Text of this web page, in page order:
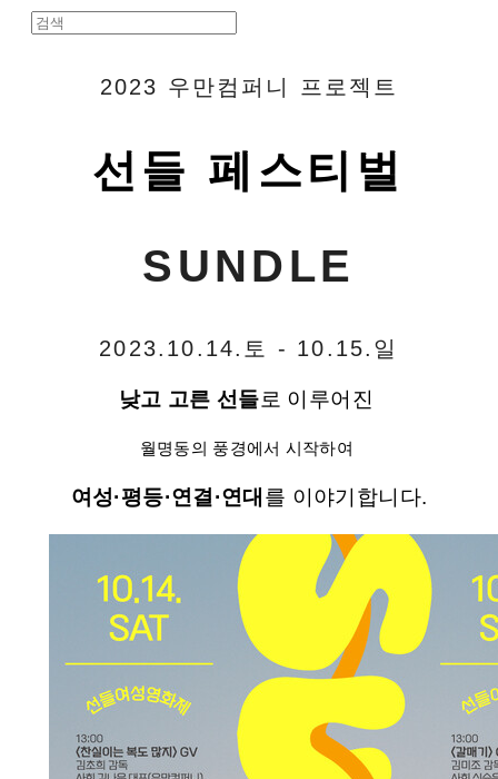
2023 우만컴퍼니 프로젝트
선들 페스티벌
SUNDLE
2023.10.14.토 - 10.15.일
낮고 고른 선들로 이루어진
월명동의 풍경에서 시작하여
여성·평등·연결·연대 를 이야기합니다.